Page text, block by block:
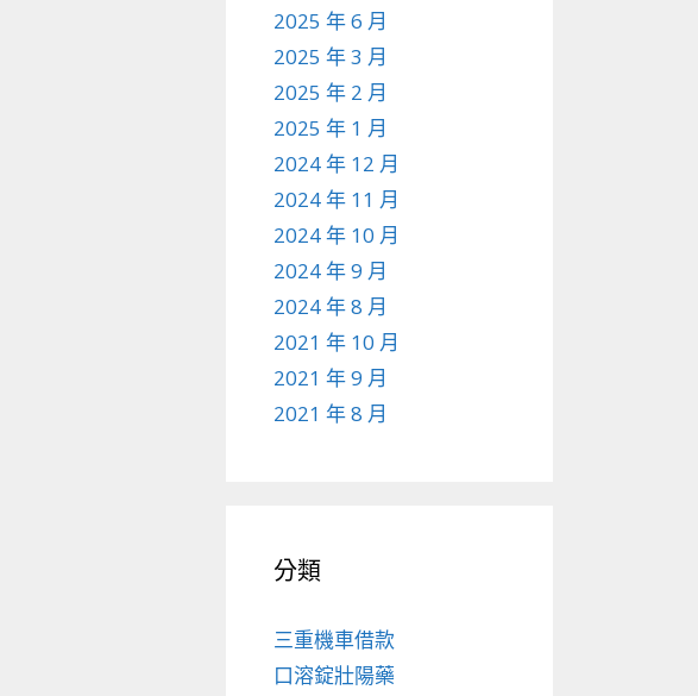
2025 年 6 月
2025 年 3 月
2025 年 2 月
2025 年 1 月
2024 年 12 月
2024 年 11 月
2024 年 10 月
2024 年 9 月
2024 年 8 月
2021 年 10 月
2021 年 9 月
2021 年 8 月
分類
三重機車借款
口溶錠壯陽藥